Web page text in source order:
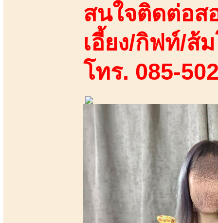
สนใจติดต่อส
เอี้ยง/กิฟท์/ส้
โทร. 085-